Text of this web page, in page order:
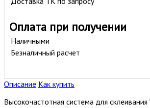
Оплата при получении
Наличными
Безналичный расчет
Описание Как купить
Высокочастотная система для